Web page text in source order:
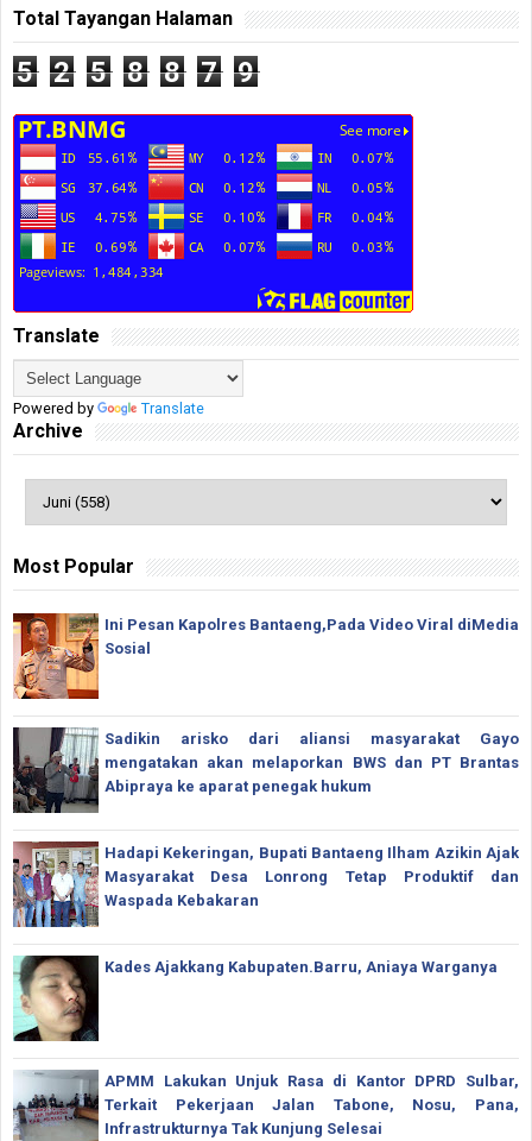
Total Tayangan Halaman
5 2 5 8 8 7 9
Translate
Powered by Translate
Archive
Most Popular
Ini Pesan Kapolres Bantaeng,Pada Video Viral diMedia
Sosial
Sadikin arisko dari aliansi masyarakat Gayo
mengatakan akan melaporkan BWS dan PT Brantas
Abipraya ke aparat penegak hukum
Hadapi Kekeringan, Bupati Bantaeng Ilham Azikin Ajak
Masyarakat Desa Lonrong Tetap Produktif dan
Waspada Kebakaran
Kades Ajakkang Kabupaten.Barru, Aniaya Warganya
APMM Lakukan Unjuk Rasa di Kantor DPRD Sulbar,
Terkait Pekerjaan Jalan Tabone, Nosu, Pana,
Infrastrukturnya Tak Kunjung Selesai